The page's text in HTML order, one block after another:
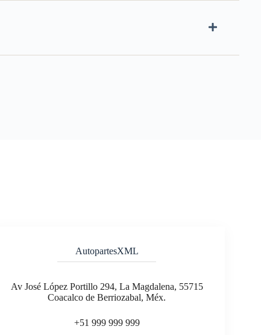
AutopartesXML
Av José López Portillo 294, La Magdalena, 55715
Coacalco de Berriozabal, Méx.
+51 999 999 999